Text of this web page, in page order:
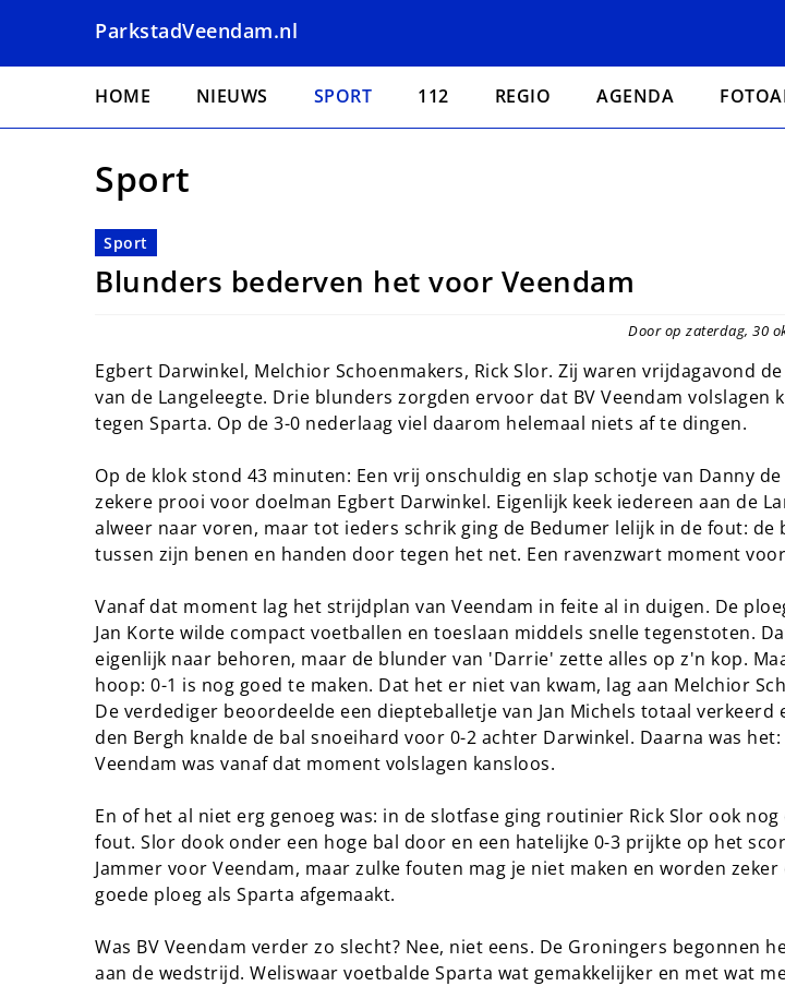
naar
ParkstadVeendam.nl
Hoofdnavigatie
HOME NIEUWS SPORT 112 REGIO AGENDA
Sport
Sport
Blunders bederven het voor Veendam
Door op zaterdag, 30
Egbert Darwinkel, Melchior Schoenmakers, Rick Slor. Zij waren vrijdagavond
van de Langeleegte. Drie blunders zorgden ervoor dat BV Veendam volslagen
tegen Sparta. Op de 3-0 nederlaag viel daarom helemaal niets af te dingen.
Op de klok stond 43 minuten: Een vrij onschuldig en slap schotje van Danny de
zekere prooi voor doelman Egbert Darwinkel. Eigenlijk keek iedereen aan de
alweer naar voren, maar tot ieders schrik ging de Bedumer lelijk in de fout: de
tussen zijn benen en handen door tegen het net. Een ravenzwart moment
Vanaf dat moment lag het strijdplan van Veendam in feite al in duigen. De
Jan Korte wilde compact voetballen en toeslaan middels snelle tegenstoten.
eigenlijk naar behoren, maar de blunder van 'Darrie' zette alles op z'n kop.
hoop: 0-1 is nog goed te maken. Dat het er niet van kwam, lag aan Melchior
De verdediger beoordeelde een diepteballetje van Jan Michels totaal verkeerd
den Bergh knalde de bal snoeihard voor 0-2 achter Darwinkel. Daarna was
Veendam was vanaf dat moment volslagen kansloos.
En of het al niet erg genoeg was: in de slotfase ging routinier Rick Slor ook nog
fout. Slor dook onder een hoge bal door en een hatelijke 0-3 prijkte op het
Jammer voor Veendam, maar zulke fouten mag je niet maken en worden zeker
goede ploeg als Sparta afgemaakt.
Was BV Veendam verder zo slecht? Nee, niet eens. De Groningers begonnen
aan de wedstrijd. Weliswaar voetbalde Sparta wat gemakkelijker en met wat